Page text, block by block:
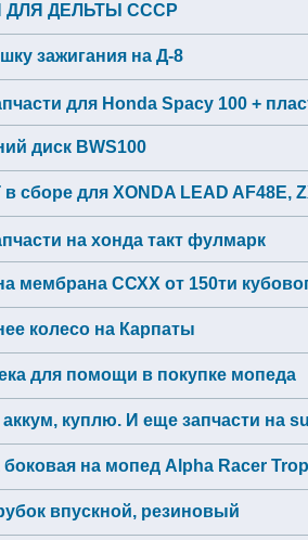
ДЛЯ ДЕЛЬТЫ СССР
зажигания на Д-8
для Honda Spacy 100 +
диск BWS100
сборе для XONDA LEAD AF48E,
на хонда такт фулмарк
мембрана ССХХ от 150ти
колесо на Карпаты
для помощи в покупке мопеда
куплю. И еще запчасти на
на мопед Alpha Racer
впускной, резиновый